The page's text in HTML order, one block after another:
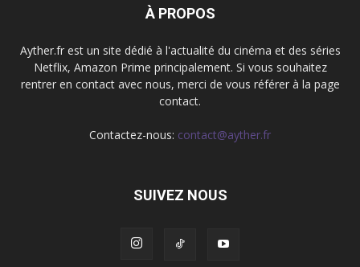
À PROPOS
Ayther.fr est un site dédié à l'actualité du cinéma et des séries
Netflix, Amazon Prime principalement. Si vous souhaitez
rentrer en contact avec nous, merci de vous référer à la page
contact.
Contactez-nous: contact@ayther.fr
SUIVEZ NOUS